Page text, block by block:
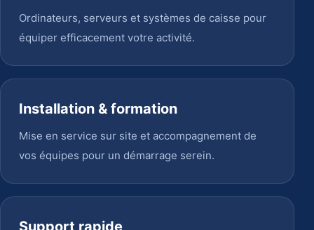
Ordinateurs, serveurs et systèmes de caisse pour
équiper efficacement votre activité.
Installation & formation
Mise en service sur site et accompagnement de
vos équipes pour un démarrage serein.
Support rapide